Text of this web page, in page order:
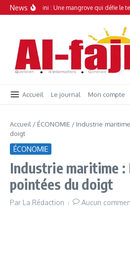
Aller au contenu
News
Simamboini : Une mangrove qui défie le
Accueil Le journal Mon compte
Accueil / ÉCONOMIE / Industrie
doigt
ÉCONOMIE
Industrie maritime :
pointées du doigt
Par La Rédaction Aucun